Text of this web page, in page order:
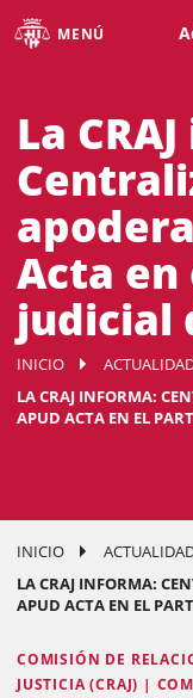
MENÚ
La
Acta
judicial
INICIO
LA CRAJ INFORMA:
APUD ACTA EN EL
INICIO
LA CRAJ INFORMA:
APUD ACTA EN EL
COMISIÓN DE
JUSTICIA (CRAJ) |